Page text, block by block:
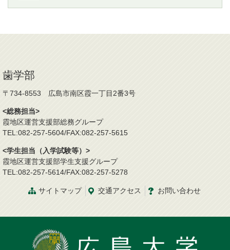
歯学部
〒734-8553 広島市南区霞一丁目2番3号
<総務担当>
霞地区運営支援部総務グループ
TEL:082-257-5604/FAX:082-257-5615
<学生担当（入学試験等）>
霞地区運営支援部学生支援グループ
TEL:082-257-5614/FAX:082-257-5278
サイトマップ 交通アクセス お問い合わせ